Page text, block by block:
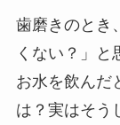
歯磨きのとき
くない？」と
お水を飲んだ
は？実はそう